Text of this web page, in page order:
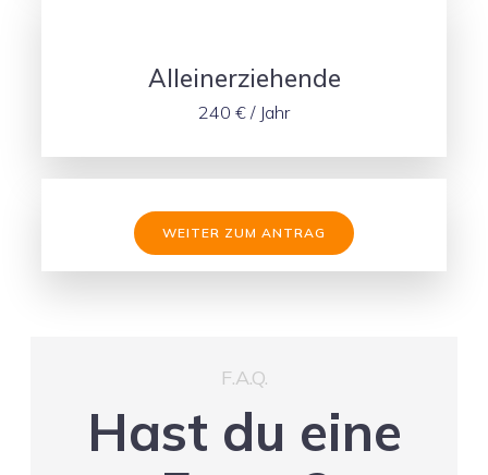
Alleinerziehende
240 € / Jahr
WEITER ZUM ANTRAG
F.A.Q.
Hast du eine